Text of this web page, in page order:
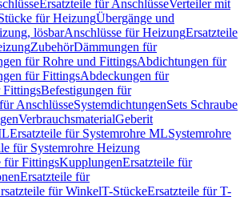
Ersatzteile für AnschlüsseVerteiler mit
für HeizungÜbergänge und
lösbarAnschlüsse für HeizungErsatzteile
ZubehörDämmungen für
für Rohre und FittingsAbdichtungen für
für FittingsAbdeckungen für
FittingsBefestigungen für
AnschlüsseSystemdichtungenSets Schraube
VerbrauchsmaterialGeberit
Ersatzteile für Systemrohre MLSystemrohre
für Systemrohre Heizung
für FittingsKupplungenErsatzteile für
Ersatzteile für
für WinkelT-StückeErsatzteile für T-